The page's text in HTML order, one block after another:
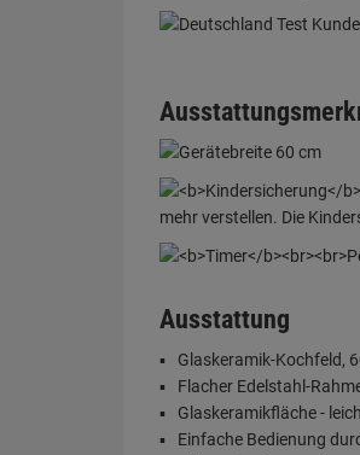
Ausstattung
Glaskeramik-Kochfeld,
Flacher Edelstahl-
Glaskeramikfläche -
Einfache Bedienung